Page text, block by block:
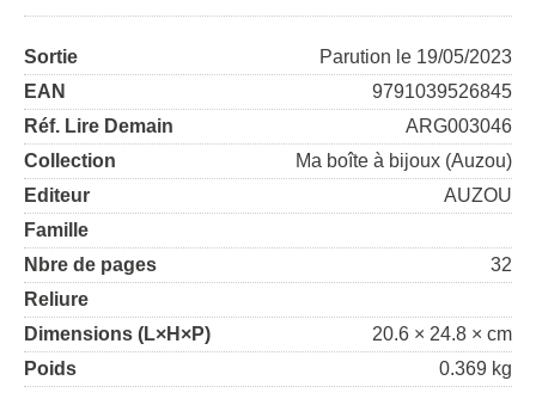
Sortie
Parution le 19/05/2023
EAN
9791039526845
Réf. Lire Demain
ARG003046
Collection
Ma boîte à bijoux (Auzou)
Editeur
AUZOU
Famille
Nbre de pages
32
Reliure
Dimensions (L×H×P)
20.6 × 24.8 × cm
Poids
0.369 kg